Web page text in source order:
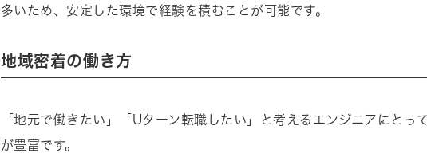
多いため、安定した環境で経験を積むことが可能です。
地域密着の働き方
「地元で働きたい」「Uターン転職したい」と考えるエンジニアにとっ
が豊富です。